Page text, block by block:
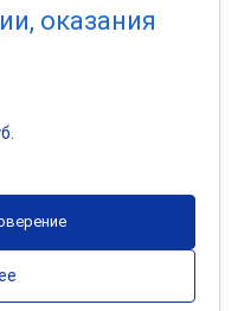
оказания